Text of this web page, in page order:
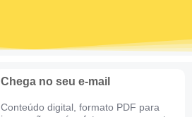
Chega no seu e-mail
Conteúdo digital, formato PDF para